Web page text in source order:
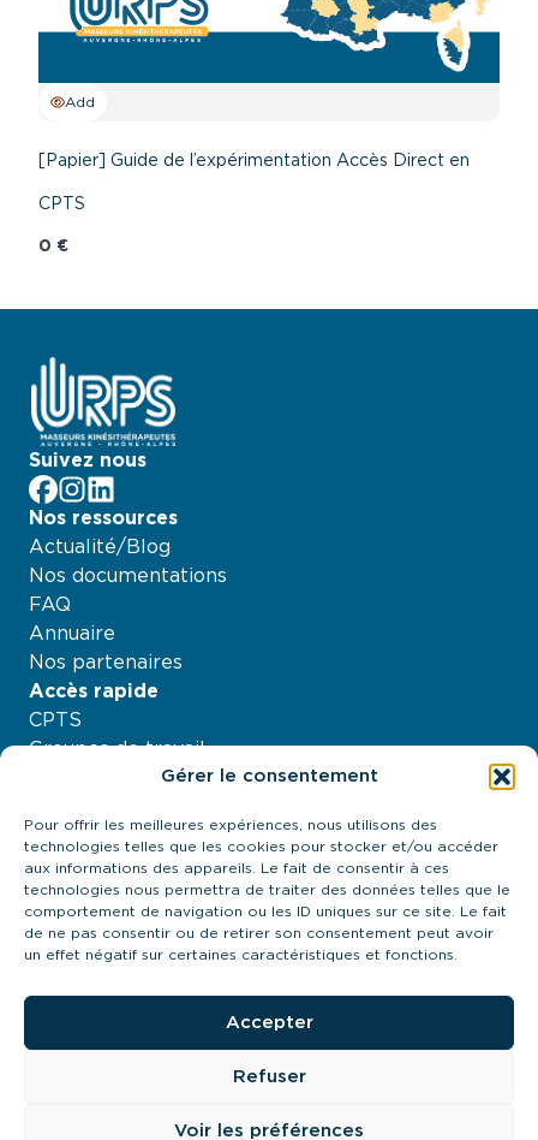
Gérer le consentement
Pour offrir les meilleures expériences, nous utilisons des
technologies telles que les cookies pour stocker et/ou accéder
aux informations des appareils. Le fait de consentir à ces
technologies nous permettra de traiter des données telles que le
comportement de navigation ou les ID uniques sur ce site. Le fait
de ne pas consentir ou de retirer son consentement peut avoir
un effet négatif sur certaines caractéristiques et fonctions.
Accepter
Refuser
Voir les préférences
Add
[Papier] Guide de l’expérimentation Accès Direct en
CPTS
0 €
Suivez nous
facebook
Instagram
LinkedIn
Nos ressources
Actualité/Blog
Nos documentations
FAQ
Annuaire
Nos partenaires
Accès rapide
CPTS
Groupes de travail
À propos
Contactez-nous
21 quai Antoine Riboud - 69002, Lyon
contact@urps-mk-ara.org
04 27 89 57 85
Prendre contact